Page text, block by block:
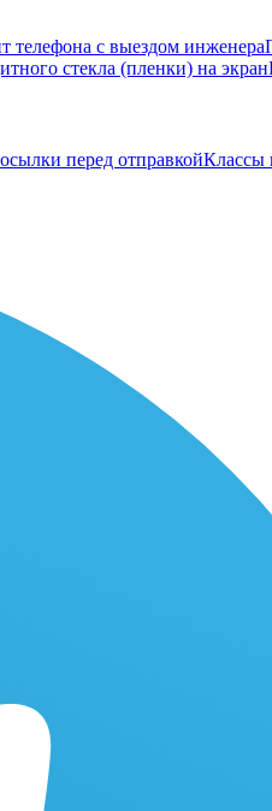
телефона с выездом инженера
стекла (пленки) на экран
перед отправкойКлассы